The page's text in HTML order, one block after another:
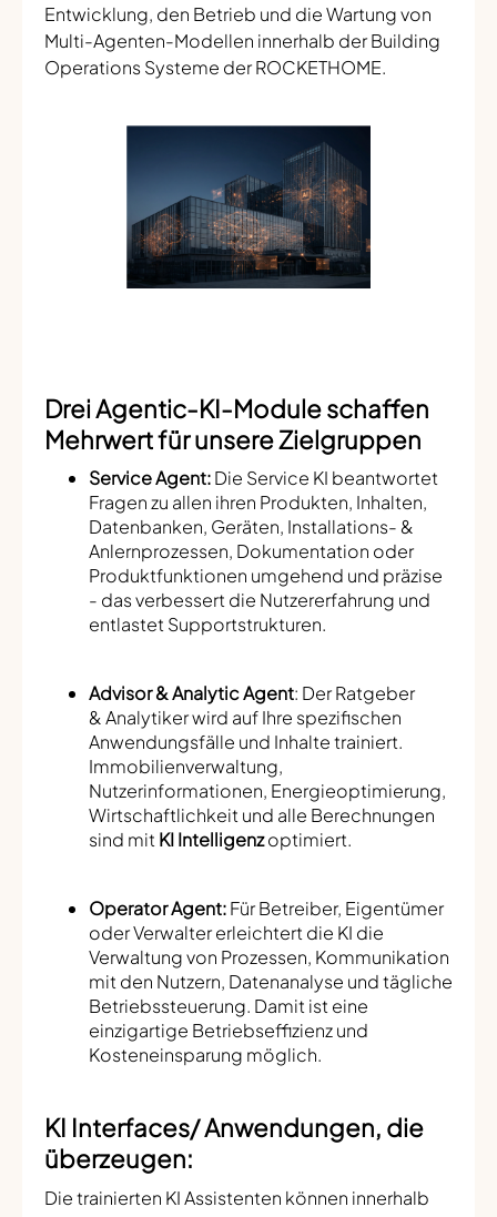
Entwicklung, den Betrieb und die Wartung von
Multi-Agenten-Modellen innerhalb der Building
Operations Systeme der ROCKETHOME.
Drei Agentic-KI-Module schaffen
Mehrwert für unsere Zielgruppen
Service Agent:Die Service KI beantwortet
Fragen zu allen ihren Produkten, Inhalten,
Datenbanken, Geräten, Installations- &
Anlernprozessen, Dokumentation oder
Produktfunktionen umgehend und präzise
- das verbessert die Nutzererfahrung und
entlastet Supportstrukturen.
Advisor & Analytic Agent: Der Ratgeber
& Analytiker wird auf Ihre spezifischen
Anwendungsfälle und Inhalte trainiert.
Immobilienverwaltung,
Nutzerinformationen, Energieoptimierung,
Wirtschaftlichkeit und alle Berechnungen
sind mit KI Intelligenzoptimiert.
Operator Agent:Für Betreiber, Eigentümer
oder Verwalter erleichtert die KI die
Verwaltung von Prozessen, Kommunikation
mit den Nutzern, Datenanalyse und tägliche
Betriebssteuerung. Damit ist eine
einzigartige Betriebseffizienz und
Kosteneinsparung möglich.
KI Interfaces/ Anwendungen, die
überzeugen:
Die trainierten KI Assistenten können innerhalb